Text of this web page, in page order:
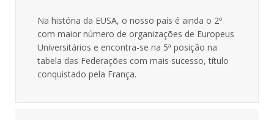
Na história da EUSA, o nosso país é ainda o 2º
com maior número de organizações de Europeus
Universitários e encontra-se na 5ª posição na
tabela das Federações com mais sucesso, título
conquistado pela França.